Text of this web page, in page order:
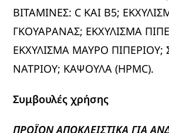
ΒΙΤΑΜΙΝΕΣ: C ΚΑΙ Β5;
ΓΚΟΥΑΡΑΝΑΣ; ΕΚΧΥΛΙΣΜΑ
ΕΚΧΥΛΙΣΜΑ ΜΑΥΡΟ ΠΙΠΕΡΙΟΥ;
ΝΑΤΡΙΟΥ; ΚΑΨΟΥΛΑ (HPMC).
Συμβουλές χρήσης
ΠΡΟΪΟΝ ΑΠΟΚΛΕΙΣΤΙΚΑ ΓΙΑ